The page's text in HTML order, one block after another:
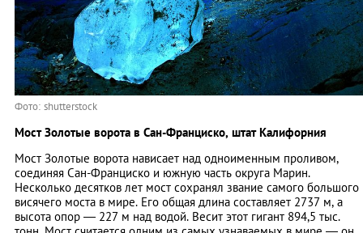
Фото: shutterstock
Мост Золотые ворота в Сан-Франциско, штат Калифорния
Мост Золотые ворота нависает над одноименным проливом,
соединяя Сан-Франциско и южную часть округа Марин.
Несколько десятков лет мост сохранял звание самого большого
висячего моста в мире. Его общая длина составляет 2737 м, а
высота опор — 227 м над водой. Весит этот гигант 894,5 тыс.